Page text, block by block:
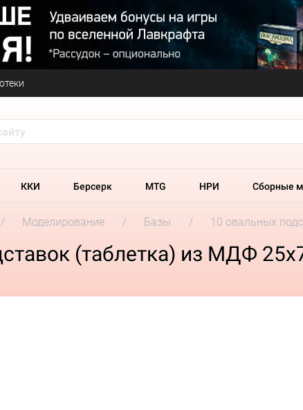
ККИ Берсерк MTG НРИ Сборные
Моделирование Базы 10 овальных
(таблетка) из МДФ